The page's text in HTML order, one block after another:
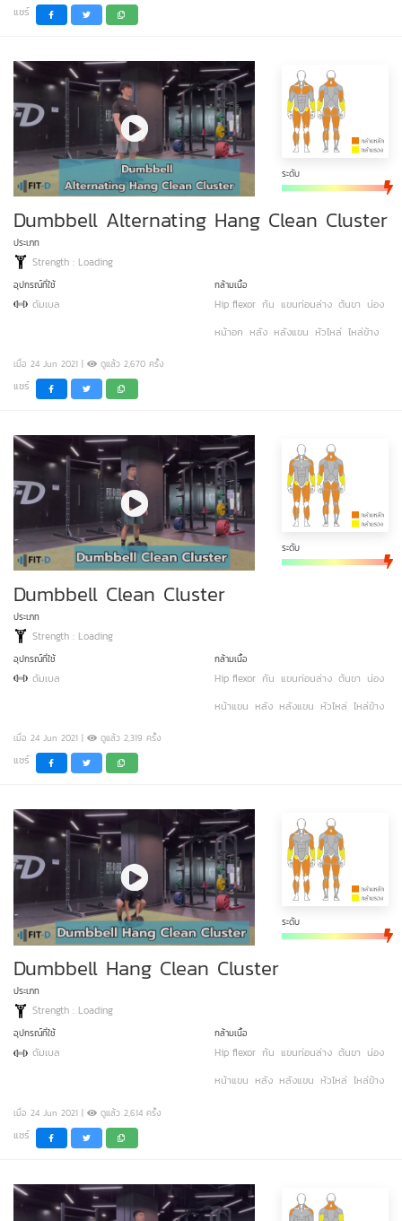
แชร์
ระดับ
Dumbbell Alternating Hang Clean Cluster
ประเภท
Strength : Loading
อุปกรณ์ที่ใช้
ดัมเบล
กล้ามเนื้อ
Hip flexor ก้น แขนท่อนล่าง ต้นขา น่อง
หน้าอก หลัง หลังแขน หัวไหล่ ไหล่ข้าง
เมื่อ 24 Jun 2021 | ดูแล้ว 2,670 ครั้ง
แชร์
ระดับ
Dumbbell Clean Cluster
ประเภท
Strength : Loading
อุปกรณ์ที่ใช้
ดัมเบล
กล้ามเนื้อ
Hip flexor ก้น แขนท่อนล่าง ต้นขา น่อง
หน้าแขน หลัง หลังแขน หัวไหล่ ไหล่ข้าง
เมื่อ 24 Jun 2021 | ดูแล้ว 2,319 ครั้ง
แชร์
ระดับ
Dumbbell Hang Clean Cluster
ประเภท
Strength : Loading
อุปกรณ์ที่ใช้
ดัมเบล
กล้ามเนื้อ
Hip flexor ก้น แขนท่อนล่าง ต้นขา น่อง
หน้าแขน หลัง หลังแขน หัวไหล่ ไหล่ข้าง
เมื่อ 24 Jun 2021 | ดูแล้ว 2,614 ครั้ง
แชร์